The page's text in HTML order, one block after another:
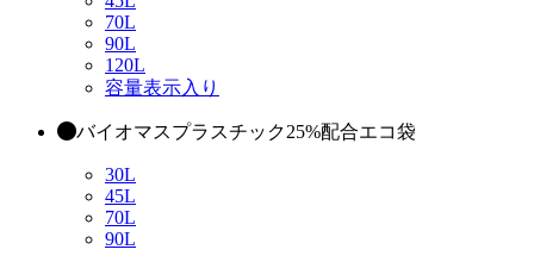
70L
90L
120L
容量表示入り
バイオマスプラスチック25%配合エコ袋
30L
45L
70L
90L